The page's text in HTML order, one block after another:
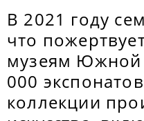
В 2021 году
что
музеям Южной
000
коллекции